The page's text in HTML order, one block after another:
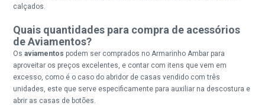
calçados.
Quais quantidades para compra de acessórios
de Aviamentos?
Osaviamentos podem ser comprados no Armarinho Ambar para
aproveitar os preços excelentes, e contar com itens que vem em
excesso, como é o caso do abridor de casas vendido com três
unidades, este que serve especificamente para auxiliar na descostura e
abrir as casas de botões.